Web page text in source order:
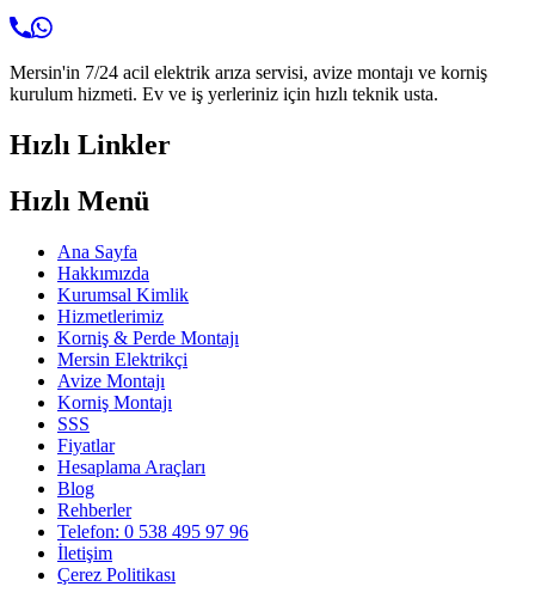
Mersin'in 7/24 acil elektrik arıza servisi, avize montajı ve korniş
kurulum hizmeti. Ev ve iş yerleriniz için hızlı teknik usta.
Hızlı Linkler
Hızlı Menü
Ana Sayfa
Hakkımızda
Kurumsal Kimlik
Hizmetlerimiz
Korniş & Perde Montajı
Mersin Elektrikçi
Avize Montajı
Korniş Montajı
SSS
Fiyatlar
Hesaplama Araçları
Blog
Rehberler
Telefon: 0 538 495 97 96
İletişim
Çerez Politikası